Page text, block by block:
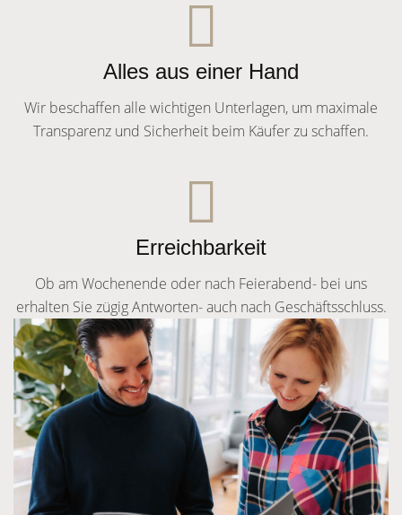
Alles aus einer Hand
Wir beschaffen alle wichtigen Unterlagen, um maximale
Transparenz und Sicherheit beim Käufer zu schaffen.
Erreichbarkeit
Ob am Wochenende oder nach Feierabend- bei uns
erhalten Sie zügig Antworten- auch nach Geschäftsschluss.